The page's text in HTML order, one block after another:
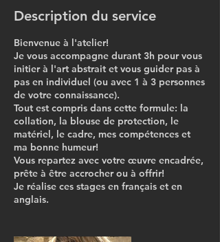
Description du service
Bienvenue à l'atelier!
Je vous accompagne durant 3h pour vous
initier à l'art abstrait et vous guider pas à
pas en individuel (ou avec 1 à 3 personnes
de votre connaissance).
Tout est compris dans cette formule: la
collation, la blouse de protection, le
matériel, le cadre, mes compétences et
ma bonne humeur!
Vous repartez avec votre œuvre encadrée,
prête à être accrocher ou à offrir!
Je réalise ces stages en français et en
anglais.